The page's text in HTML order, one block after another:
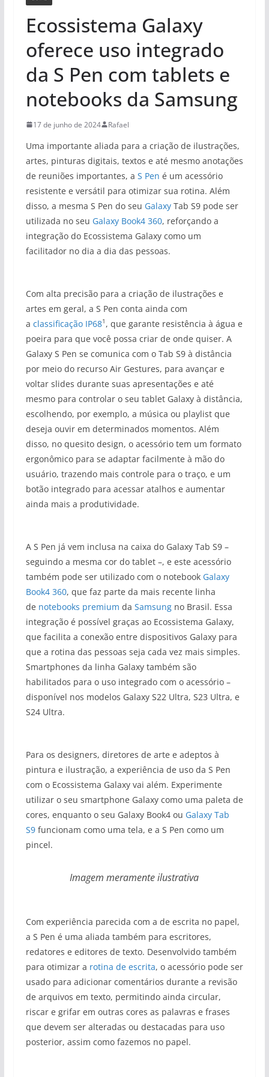
Ecossistema Galaxy
oferece uso integrado
da S Pen com tablets e
notebooks da Samsung
17 de junho de 2024 Rafael
Uma importante aliada para a criação de ilustrações,
artes, pinturas digitais, textos e até mesmo anotações
de reuniões importantes, a S Pen é um acessório
resistente e versátil para otimizar sua rotina. Além
disso, a mesma S Pen do seu GalaxyTab S9 pode ser
utilizada no seu Galaxy Book4 360, reforçando a
integração do Ecossistema Galaxy como um
facilitador no dia a dia das pessoas.
Com alta precisão para a criação de ilustrações e
artes em geral, a S Pen conta ainda com
a classificação IP681 , que garante resistência à água e
poeira para que você possa criar de onde quiser. A
Galaxy S Pen se comunica com o Tab S9 à distância
por meio do recurso Air Gestures, para avançar e
voltar slides durante suas apresentações e até
mesmo para controlar o seu tablet Galaxy à distância,
escolhendo, por exemplo, a música ou playlist que
deseja ouvir em determinados momentos. Além
disso, no quesito design, o acessório tem um formato
ergonômico para se adaptar facilmente à mão do
usuário, trazendo mais controle para o traço, e um
botão integrado para acessar atalhos e aumentar
ainda mais a produtividade.
A S Pen já vem inclusa na caixa do Galaxy Tab S9 –
seguindo a mesma cor do tablet –, e este acessório
também pode ser utilizado com o notebook Galaxy
Book4 360, que faz parte da mais recente linha
de notebooks premium da Samsungno Brasil. Essa
integração é possível graças ao Ecossistema Galaxy,
que facilita a conexão entre dispositivos Galaxy para
que a rotina das pessoas seja cada vez mais simples.
Smartphones da linha Galaxy também são
habilitados para o uso integrado com o acessório –
disponível nos modelos Galaxy S22 Ultra, S23 Ultra, e
S24 Ultra.
Para os designers, diretores de arte e adeptos à
pintura e ilustração, a experiência de uso da S Pen
com o Ecossistema Galaxy vai além. Experimente
utilizar o seu smartphone Galaxy como uma paleta de
cores, enquanto o seu Galaxy Book4 ou Galaxy Tab
S9funcionam como uma tela, e a S Pen como um
pincel.
Imagem meramente ilustrativa
Com experiência parecida com a de escrita no papel,
a S Pen é uma aliada também para escritores,
redatores e editores de texto. Desenvolvido também
para otimizar a rotina de escrita, o acessório pode ser
usado para adicionar comentários durante a revisão
de arquivos em texto, permitindo ainda circular,
riscar e grifar em outras cores as palavras e frases
que devem ser alteradas ou destacadas para uso
posterior, assim como fazemos no papel.